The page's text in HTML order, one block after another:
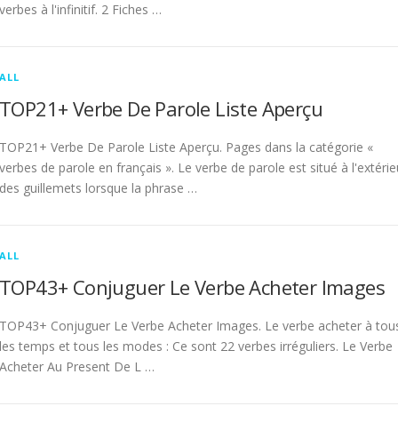
verbes à l'infinitif. 2 Fiches …
ALL
TOP21+ Verbe De Parole Liste Aperçu
TOP21+ Verbe De Parole Liste Aperçu. Pages dans la catégorie «
verbes de parole en français ». Le verbe de parole est situé à
des guillemets lorsque la phrase …
ALL
TOP43+ Conjuguer Le Verbe Acheter Images
TOP43+ Conjuguer Le Verbe Acheter Images. Le verbe acheter à
les temps et tous les modes : Ce sont 22 verbes irréguliers. Le Verbe
Acheter Au Present De L …